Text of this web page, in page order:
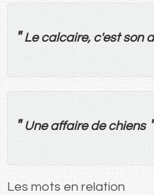
" Le calcaire, c'est son
" Une affaire de chiens "
Les mots en relation